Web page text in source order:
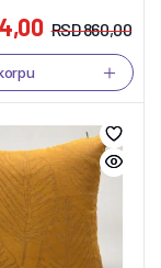
RSD860,00